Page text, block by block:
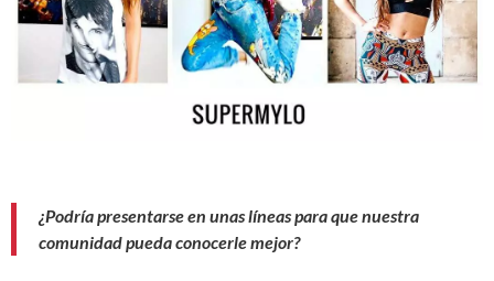
¿Podría presentarse en unas líneas para que nuestra
comunidad pueda conocerle mejor?